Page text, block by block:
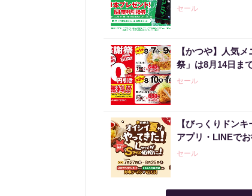
セール
【かつや】人気
祭」は8月14日ま
セール
【びっくりドン
アプリ・LINEで
セール